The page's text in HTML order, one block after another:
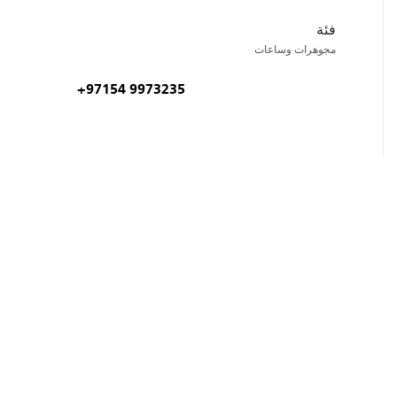
فئة
مجوهرات وساعات
+97154 9973235